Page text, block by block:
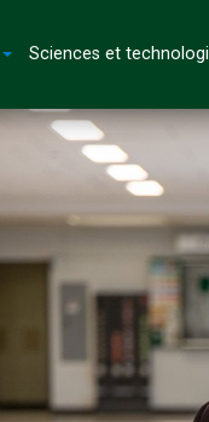
Sciences et